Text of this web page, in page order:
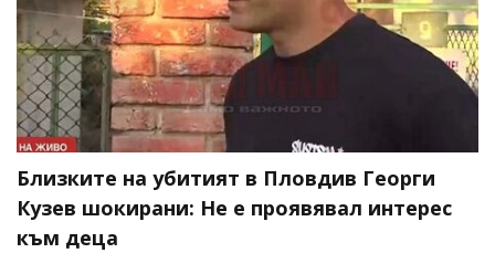
Близките на убитият в Пловдив Георги
Кузев шокирани: Не е проявявал интерес
към деца